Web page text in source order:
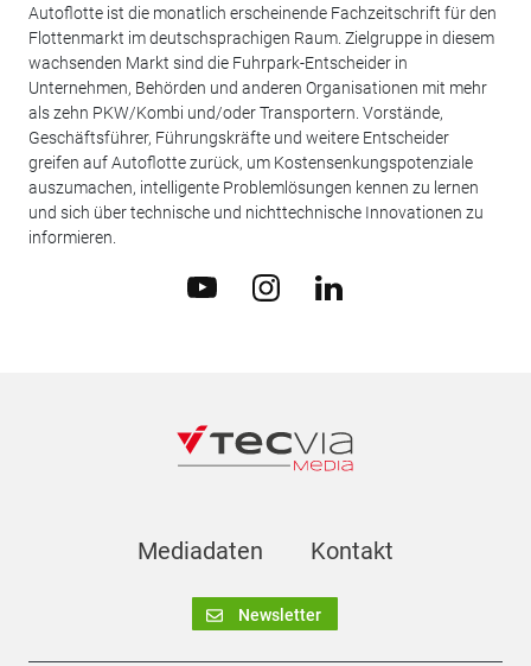
Autoflotte ist die monatlich erscheinende Fachzeitschrift für den
Flottenmarkt im deutschsprachigen Raum. Zielgruppe in diesem
wachsenden Markt sind die Fuhrpark-Entscheider in
Unternehmen, Behörden und anderen Organisationen mit mehr
als zehn PKW/Kombi und/oder Transportern. Vorstände,
Geschäftsführer, Führungskräfte und weitere Entscheider
greifen auf Autoflotte zurück, um Kostensenkungspotenziale
auszumachen, intelligente Problemlösungen kennen zu lernen
und sich über technische und nichttechnische Innovationen zu
informieren.
Mediadaten Kontakt
Newsletter